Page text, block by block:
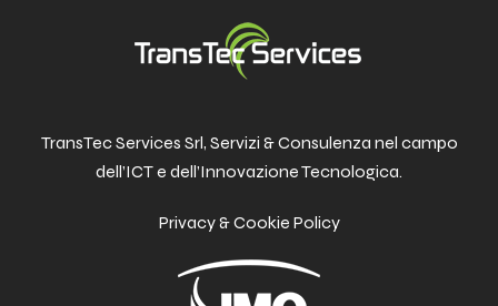
TransTec Services Srl, Servizi & Consulenza nel campo
dell’ICT e dell’Innovazione Tecnologica.
Privacy & Cookie Policy